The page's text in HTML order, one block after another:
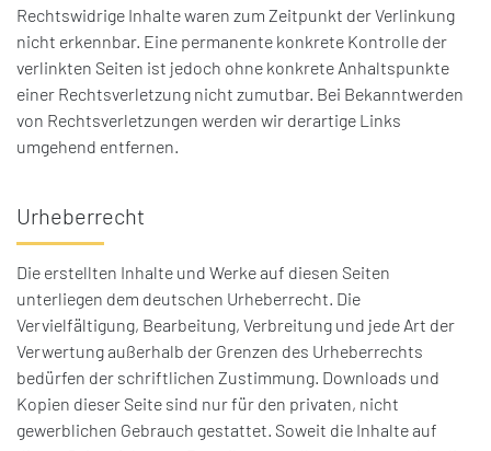
Rechtswidrige Inhalte waren zum Zeitpunkt der Verlinkung
nicht erkennbar. Eine permanente konkrete Kontrolle der
verlinkten Seiten ist jedoch ohne konkrete Anhaltspunkte
einer Rechtsverletzung nicht zumutbar. Bei Bekanntwerden
von Rechtsverletzungen werden wir derartige Links
umgehend entfernen.
Urheberrecht
Die erstellten Inhalte und Werke auf diesen Seiten
unterliegen dem deutschen Urheberrecht. Die
Vervielfältigung, Bearbeitung, Verbreitung und jede Art der
Verwertung außerhalb der Grenzen des Urheberrechts
bedürfen der schriftlichen Zustimmung. Downloads und
Kopien dieser Seite sind nur für den privaten, nicht
gewerblichen Gebrauch gestattet. Soweit die Inhalte auf